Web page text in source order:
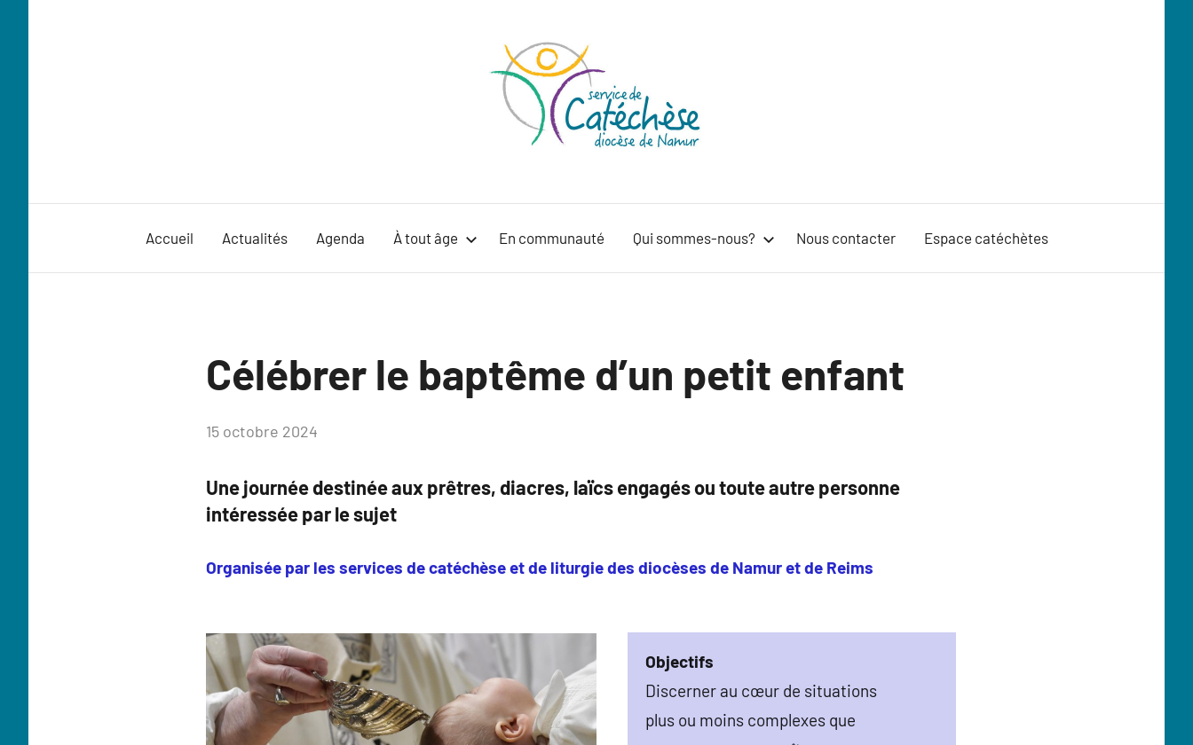
de
catéchèse
Diocèse
dans
la
Accueil Actualités Agenda À tout âge En communauté Qui sommes-nous? Nous contacter Espace catéchètes
formation
Célébrer le baptême d’un petit enfant
par
Flahaux
15 octobre 2024
Une journée destinée aux prêtres, diacres, laïcs engagés ou toute autre personne
intéressée par le sujet
Organisée par les services de catéchèse et de liturgie des diocèses de Namur et de Reims
Objectifs
Discerner au cœur de situations
plus ou moins complexes que